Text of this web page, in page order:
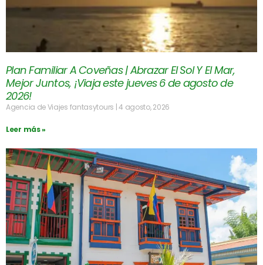
Plan Familiar A Coveñas | Abrazar El Sol Y El Mar,
Mejor Juntos, ¡Viaja este jueves 6 de agosto de
2026!
Agencia de Viajes fantasytours 4 agosto, 2026
Leer más »